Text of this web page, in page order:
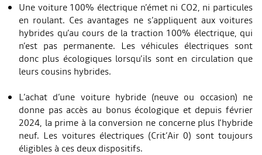
Une voiture 100% électrique n’émet ni CO2, ni particules
en roulant. Ces avantages ne s’appliquent aux voitures
hybrides qu’au cours de la traction 100% électrique, qui
n’est pas permanente. Les véhicules électriques sont
donc plus écologiques lorsqu’ils sont en circulation que
leurs cousins hybrides.
L’achat d’une voiture hybride (neuve ou occasion) ne
donne pas accès au bonus écologique et depuis février
2024, la prime à la conversion ne concerne plus l’hybride
neuf. Les voitures électriques (Crit’Air 0) sont toujours
éligibles à ces deux dispositifs.